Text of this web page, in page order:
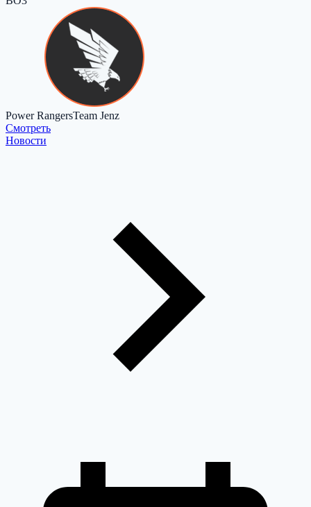
Power RangersTeam Jenz
Cмотреть
Новости